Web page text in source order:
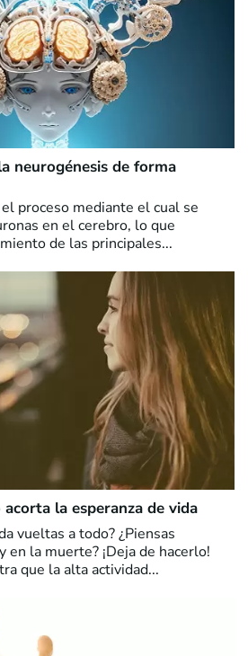
neurogénesis de forma
proceso mediante el cual se
en el cerebro, lo que
de las principales...
acorta la esperanza de vida
vueltas a todo? ¿Piensas
en la muerte? ¡Deja de hacerlo!
que la alta actividad...